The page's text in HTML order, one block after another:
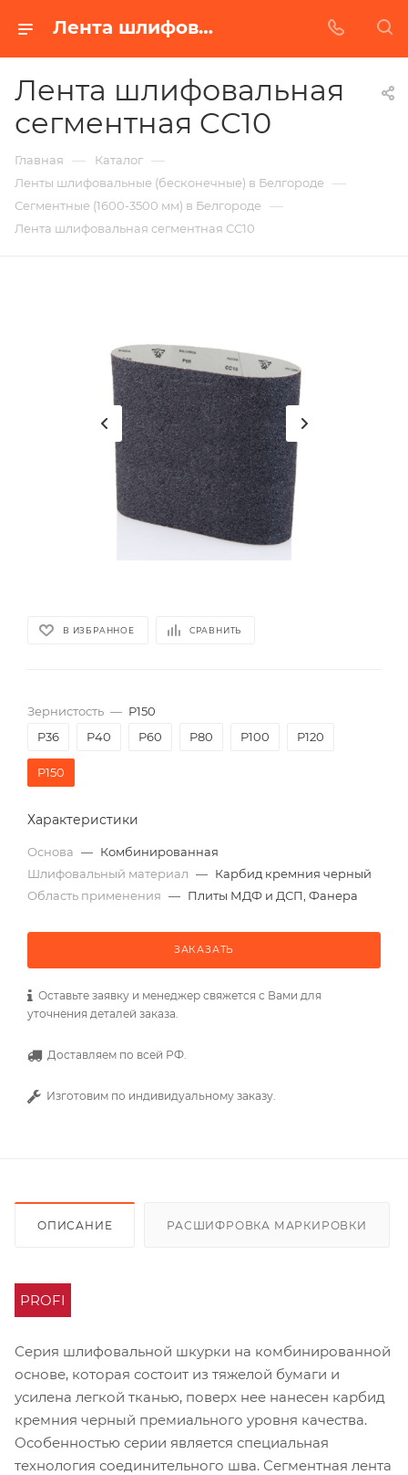
Лента шлифовальная сегментная CC10 в Белгороде | Купить по недорогой цене от Абразивного Завода
Лента шлифовальная
сегментная CC10
Главная — Каталог —
Ленты шлифовальные (бесконечные) в Белгороде —
Сегментные (1600-3500 мм) в Белгороде —
Лента шлифовальная сегментная CC10
В ИЗБРАННОЕ СРАВНИТЬ
Зернистость — P150
P36
P40 P60 P80 P100 P120
P150
Характеристики
Основа — Комбинированная
Шлифовальный материал — Карбид кремния черный
Область применения — Плиты МДФ и ДСП, Фанера
ЗАКАЗАТЬ
Оставьте заявку и менеджер свяжется с Вами для
уточнения деталей заказа.
Доставляем по всей РФ.
Изготовим по индивидуальному заказу.
ОПИСАНИЕ РАСШИФРОВКА МАРКИРОВКИ
PROFI
Серия шлифовальной шкурки на комбинированной
основе, которая состоит из тяжелой бумаги и
усилена легкой тканью, поверх нее нанесен карбид
кремния черный премиального уровня качества.
Особенностью серии является специальная
технология соединительного шва. Сегментная лента